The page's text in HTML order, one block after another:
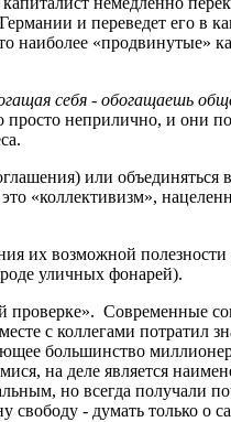
и переведет его в
наиболее «продвинутые»
себя - обогащаешь
просто неприлично, и они
или объединяться
«коллективизм»,
их возможной полезности
уличных фонарей).
проверке». Современные
с коллегами потратил
большинство
на деле является
но всегда получали
свободу - думать только о